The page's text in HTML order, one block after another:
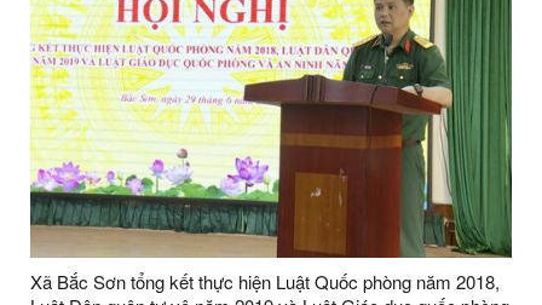
Xã Bắc Sơn tổng kết thực hiện Luật Quốc phòng năm 2018,